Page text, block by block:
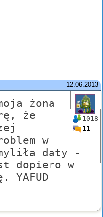
12.06.2013
1018
11
żona
że
w
daty -
dopiero w
YAFUD